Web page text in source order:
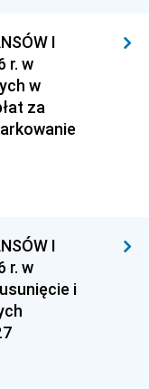
I
r. w
w
za
I
r. w
i